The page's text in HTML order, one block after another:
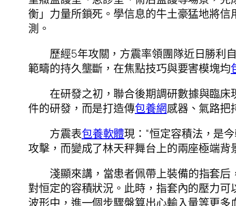
衡」力量所鎖死。學信息的牛土豪猛地將
測。
歷經5年攻關，方震率領團隊近日勝利
範疇的持久壟斷，在焦點技巧與要害模塊均
在研發之初，聯合後期調研數據與臨
件的研發，而是打造傳包養網感器、氣路把
方震表包養軟體現：“恒定容積法，是
攻擊，而變成了林天秤舞台上的兩座極端
淺顯來講，當患者佩帶上裝備的指套后
對恒定的容積狀況。此時，指套內的壓力
波形中，進一個步驟盤算出心輸入量等更多